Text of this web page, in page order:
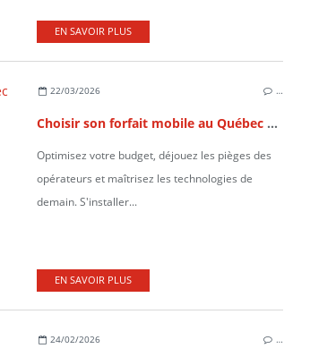
EN SAVOIR PLUS
22/03/2026 …
Choisir son forfait mobile au Québec et au Canada : Guide 2026
Optimisez votre budget, déjouez les pièges des
opérateurs et maîtrisez les technologies de
demain. S'installer...
EN SAVOIR PLUS
24/02/2026 …